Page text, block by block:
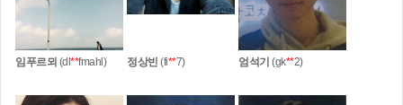
임푸르뫼 (dl**fmahl) 정상빈 (fi**7) 엄석기 (gk**2)